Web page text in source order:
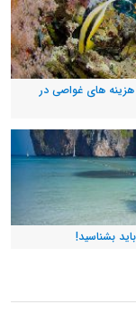
های غواصی در